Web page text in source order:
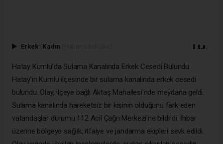
Erkek | Kadın
Hatay Kumlu’da Sulama Kanalında Erkek Cesedi Bulundu
Hatay’ın Kumlu ilçesinde bir sulama kanalında erkek cesedi
bulundu. Olay, ilçeye bağlı Aktaş Mahallesi’nde meydana geldi.
Sulama kanalında hareketsiz bir kişinin olduğunu fark eden
vatandaşlar durumu 112 Acil Çağrı Merkezi’ne bildirdi. İhbar
üzerine bölgeye sağlık, itfaiye ve jandarma ekipleri sevk edildi.